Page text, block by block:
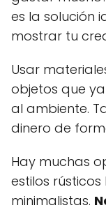
es la solución
mostrar tu
Usar
objetos que
al ambiente.
dinero de
Hay muchas
estilos
minimalistas.